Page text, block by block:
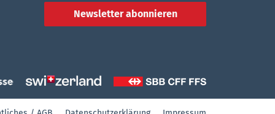
Newsletter abonnieren